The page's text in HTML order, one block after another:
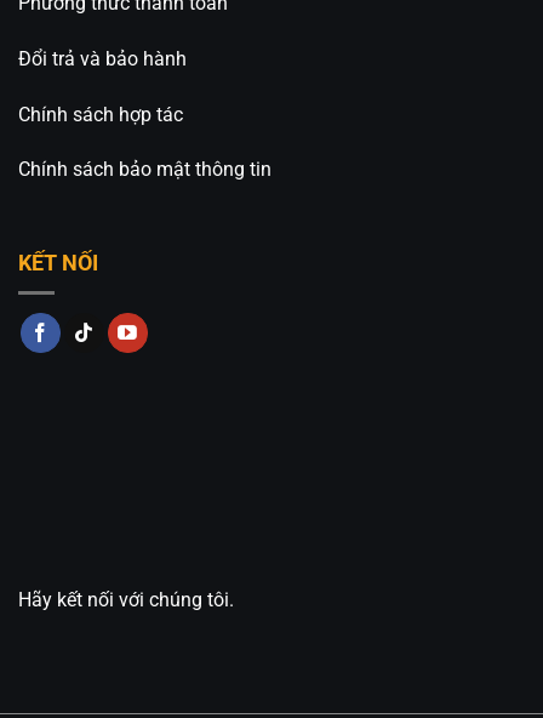
Đổi trả và bảo hành
Chính sách hợp tác
Chính sách bảo mật thông tin
KẾT NỐI
Hãy kết nối với chúng tôi.